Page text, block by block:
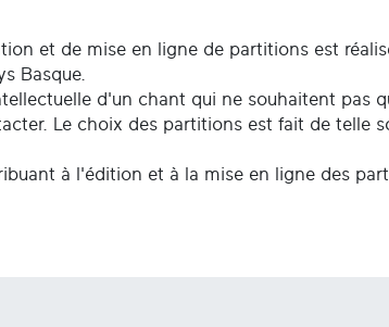
et de mise en ligne de partitions est
Basque.
d'un chant qui ne souhaitent pas
Le choix des partitions est fait de telle
à l'édition et à la mise en ligne des